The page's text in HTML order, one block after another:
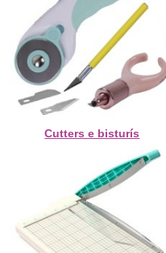
Cutters e bisturís